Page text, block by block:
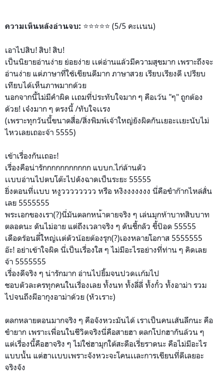
ความเห็นหลังอ่านจบ: ⭐️⭐️⭐️⭐️⭐️ (5/5 คะเเนน)
เอาไปสิบ! สิบ! สิบ!
เป็นนิยายอ่านง่าย ย่อยง่าย เเต่อ่านแล้วมีความสุขมาก เพราะถึงจะ
อ่านง่าย แต่ภาษาที่ใช้เขียนดีมาก ภาษาสวย เรียบเรียงดี เปรียบ
เทียบได้เห็นภาพมากด้วย
นอกจากนี้ไม่มีคำผิด เเถมที่ประทับใจมาก ๆ คือเว้น "ๆ" ถูกต้อง
ด้วย! เจ๋งมาก ๆ ตรงนี้ /ทับใจเเรง
(เพราะทุกวันนี้ขนาดสื่อ/สิ่งพิมพ์เจ้าใหญ่ยังผิดกันเยอะเเยะนับไม่
ไหวเลยเถอะจ้า 5555)
เข้าเรื่องกันเถอะ!
เรื่องคือน่ารักกกกกกกกกกก แบบก.ไก่ล้านตัว
เเบบอ่านไปตบโต๊ะไปดังฉาดเป็นระยะ 55555
ยิ่งตอนที่เเบบ หงูวววววววว หรือ หงิงงงงงงง นี่คือขำก๊ากไหล่สั่น
เลย 5555555
พระเอกของเรา(?)นี่มันตลกหน้าตายจริง ๆ เล่นมุกห้าบาทสิบบาท
ตลอดนะ ดันไม่อาย แต่ถึงเวลาจริง ๆ ดันชี้กลัว ขี้ป๊อด 55555
เดือดร้อนตี๋ใหญ่เเต่ตัวน้อยต้องรุก(?)เองหลายโอกาส 5555555
อ๊ะ! อย่าเข้าใจผิด นี่เป็นเรื่องใส ๆ ไม่มีอะไรอย่างที่ท่าน ๆ คิดเลย
จ้า 5555555
เรื่องดีจริง ๆ น่ารักมาก อ่านไปยิ้มจนปวดเเก้มไป
ชอบตัวละครทุกคนในเรื่องเลย ทั้งนท ทั้งลี่ลี่ ทั้งกั๋ว ทั้งอาม่า รวม
ไปจนถึงผีอากุงอาม่าด้วย (หัวเราะ)
ตลกหลายตอนมากจริง ๆ คือจังหวะมันได้ เราเป็นคนเส้นลึกนะ คือ
ขำยาก เพราะเพื่อนในชีวิตจริงนี่คือสายฮา ตลกโปกฮากันล้วน ๆ
แต่เรื่องนี้คือฮาจริง ๆ ไม่ใช่ฮามุกใต้สะดือเรี่ยราดนะ คือไม่มีอะไร
แบบนั้น แต่ฮาเเบบเพราะจังหวะจะโคนเเละการเขียนที่ดีเลยอะ
จริงจัง